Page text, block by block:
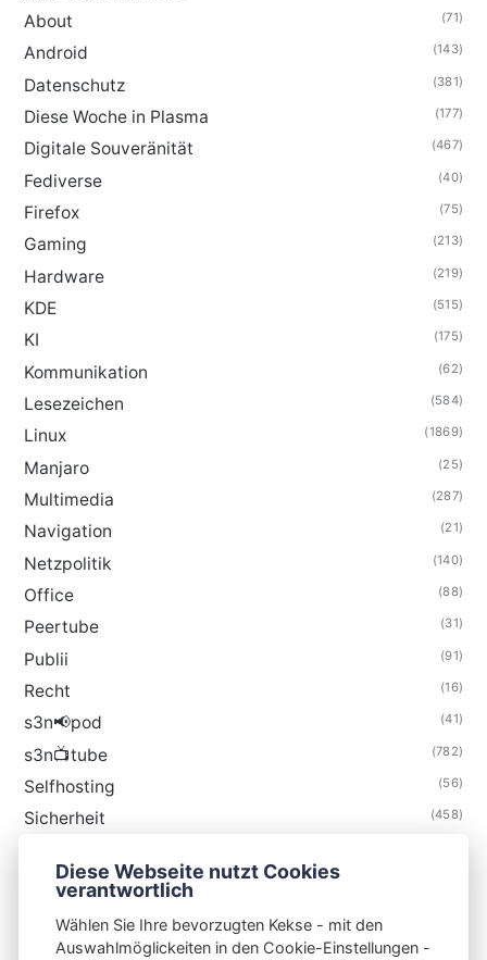
About (71)
Android (143)
Datenschutz (381)
Diese Woche in Plasma (177)
Digitale Souveränität (467)
Fediverse (40)
Firefox (75)
Gaming (213)
Hardware (219)
KDE (515)
KI (175)
Kommunikation (62)
Lesezeichen (584)
Linux (1869)
Manjaro (25)
Multimedia (287)
Navigation (21)
Netzpolitik (140)
Office (88)
Peertube (31)
Publii (91)
Recht (16)
s3n📢pod (41)
s3n📺tube (782)
Selfhosting (56)
Sicherheit (458)
Thunderbird
Diese Webseite nutzt Cookies
verantwortlich
Wählen Sie Ihre bevorzugten Kekse - mit den
Auswahlmöglickeiten in den Cookie-Einstellungen -